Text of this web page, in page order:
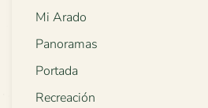
Mi Arado
Panoramas
Portada
Recreación